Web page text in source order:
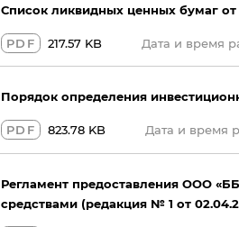
Список ликвидных ценных бумаг от
PDF 217.57 KB Дата и время
Порядок определения
PDF 823.78 KB Дата и время
Регламент предоставления ООО
средствами (редакция № 1 от